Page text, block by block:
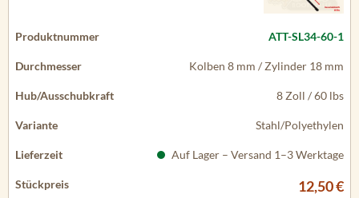
ATT-SL34-60-1
Kolben 8 mm / Zylinder 18 mm
8 Zoll / 60 lbs
Stahl/Polyethylen
Auf Lager – Versand 1–3 Werktage
12,50 €